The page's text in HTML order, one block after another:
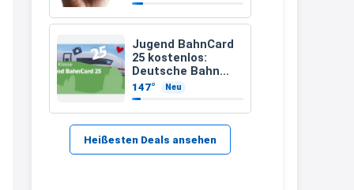
Jugend BahnCard
25 kostenlos:
Deutsche Bahn
verschenkt
BahnCard an
Kinder und
Jugendliche
147° Neu
Heißesten Deals ansehen
21:37
Kerstin
Bei EDEKA
↩